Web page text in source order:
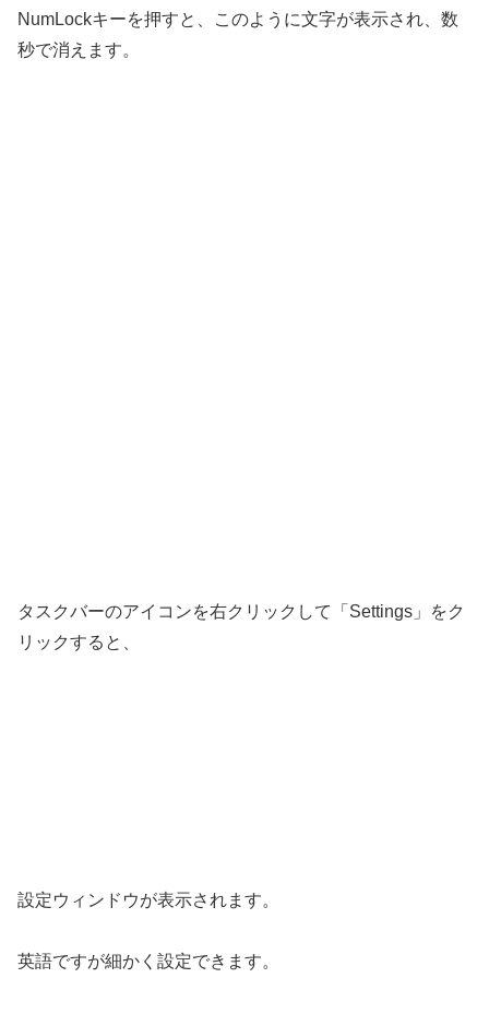
NumLockキーを押すと、このように文字が表示され、数
秒で消えます。
タスクバーのアイコンを右クリックして「Settings」をク
リックすると、
設定ウィンドウが表示されます。
英語ですが細かく設定できます。